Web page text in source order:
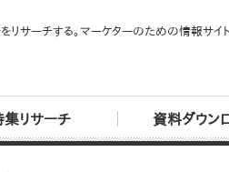
リサーチする。マーケターのための情報サイト
集リサーチ 資料ダウン